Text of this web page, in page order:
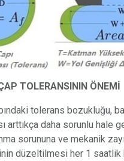
TOLERANSININ ÖNEMİ
tolerans bozukluğu,
arttıkça daha sorunlu hale
sorununa ve mekanik
düzeltilmesi her 1 saatlik